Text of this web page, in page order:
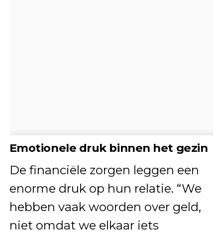
Emotionele druk binnen het gezin
De financiële zorgen leggen een
enorme druk op hun relatie. “We
hebben vaak woorden over geld,
niet omdat we elkaar iets